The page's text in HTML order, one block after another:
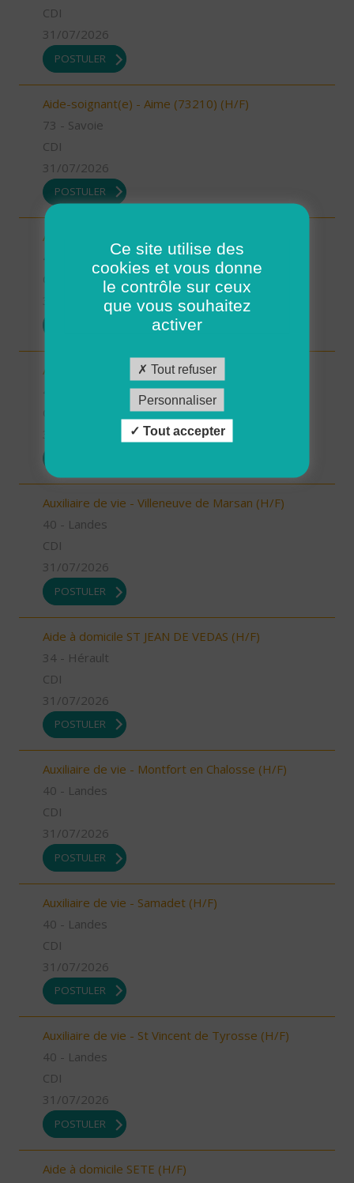
CDI
31/07/2026
POSTULER
Aide-soignant(e) - Aime (73210) (H/F)
73 - Savoie
CDI
31/07/2026
POSTULER
Auxiliaire de vie - Mimizan (H/F)
31/07/2026
Auxiliaire de vie - Labouheyre (H/F)
Auxiliaire de vie - Villeneuve de Marsan (H/F)
40 - Landes
CDI
31/07/2026
POSTULER
Aide à domicile ST JEAN DE VEDAS (H/F)
34 - Hérault
CDI
31/07/2026
POSTULER
Auxiliaire de vie - Montfort en Chalosse (H/F)
40 - Landes
CDI
31/07/2026
POSTULER
Auxiliaire de vie - Samadet (H/F)
40 - Landes
CDI
31/07/2026
POSTULER
Auxiliaire de vie - St Vincent de Tyrosse (H/F)
40 - Landes
CDI
31/07/2026
POSTULER
Aide à domicile SETE (H/F)
Ce site utilise des
cookies et vous donne
le contrôle sur ceux
que vous souhaitez
activer
Tout refuser
Personnaliser
Tout accepter